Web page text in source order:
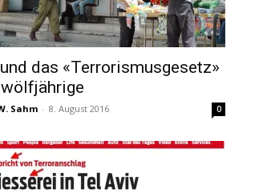
das «Terrorismusgesetz»
Sahm - 8. August 2016 0